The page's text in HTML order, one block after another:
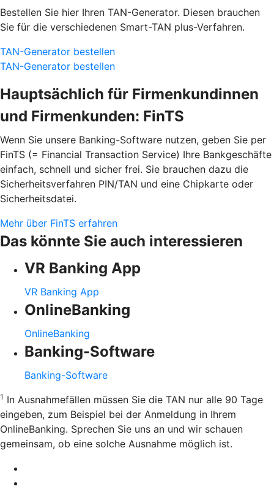
Bestellen Sie hier Ihren TAN-Generator. Diesen brauchen
Sie für die verschiedenen Smart-TAN plus-Verfahren.
TAN-Generator bestellen
TAN-Generator bestellen
Hauptsächlich für Firmenkundinnen
und Firmenkunden: FinTS
Wenn Sie unsere Banking-Software nutzen, geben Sie per
FinTS (= Financial Transaction Service) Ihre Bankgeschäfte
einfach, schnell und sicher frei. Sie brauchen dazu die
Sicherheitsverfahren PIN/TAN und eine Chipkarte oder
Sicherheitsdatei.
Mehr über FinTS erfahren
Das könnte Sie auch interessieren
VR Banking App
VR Banking App
OnlineBanking
OnlineBanking
Banking-Software
Banking-Software
1 In Ausnahmefällen müssen Sie die TAN nur alle 90 Tage
eingeben, zum Beispiel bei der Anmeldung in Ihrem
OnlineBanking. Sprechen Sie uns an und wir schauen
gemeinsam, ob eine solche Ausnahme möglich ist.